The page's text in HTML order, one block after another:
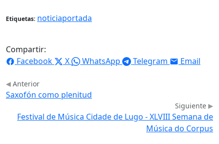
Etiquetas: noticiaportada
Compartir:
Facebook
X WhatsApp Telegram Email
Anterior
Saxofón como plenitud
Siguiente
Festival de Música Cidade de Lugo - XLVIII Semana de
Música do Corpus